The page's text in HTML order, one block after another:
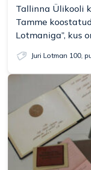
Tallinna Ülikooli
Tamme
Lotmaniga”, kus
Juri Lotman 100